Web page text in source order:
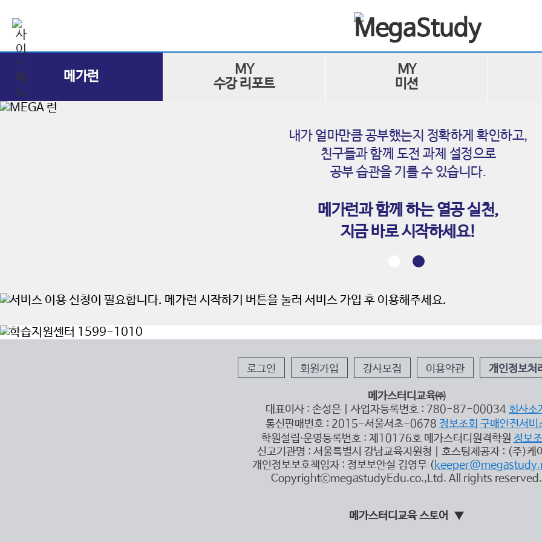
메가런
MY
수강 리포트
MY
미션
내가 얼마만큼 공부했는지 정확하게 확인하고,
친구들과 함께 도전 과제 설정으로
공부 습관을 기를 수 있습니다.
메가런과 함께 하는 열공 실천,
지금 바로 시작하세요!
로그인 회원가입 강사모집 이용약관 개인정보처
메가스터디교육㈜
대표이사 : 손성은 | 사업자등록번호 : 780-87-00034 회사소
통신판매번호 : 2015-서울서초-0678 정보조회 구매안전서비
학원설립∙운영등록번호 : 제10176호 메가스터디원격학원 정보
신고기관명 : 서울특별시 강남교육지원청 | 호스팅제공자 : (주)케
개인정보보호책임자 : 정보보안실 김영무 (
CopyrightⓒmegastudyEdu.co.,Ltd. All rights reserved.
메가스터디교육 스토어